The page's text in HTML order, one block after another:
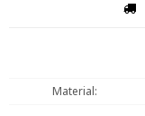
Material